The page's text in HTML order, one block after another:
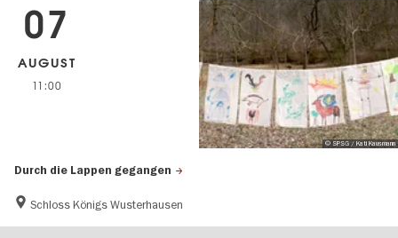
Durch die Lappen gegangen
Schloss Königs Wusterhausen
07
AUGUST
11:00
© SPSG / Kati Kausmann